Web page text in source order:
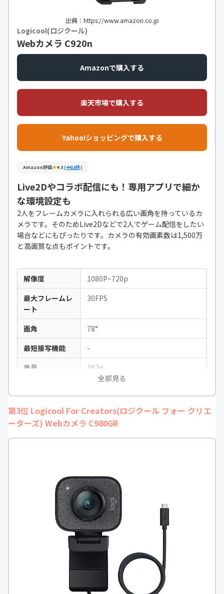
出典：https://www.amazon.co.jp
Logicool(ロジクール)
Webカメラ C920n
Amazonで購入する
楽天市場で購入する
Yahoo!ショッピングで購入する
Amazon評価★4.3(4416件)
Live2Dやコラボ配信にも！専用アプリで細か
な環境設定も
2人をフレームカメラに入れられる広い画角を持っているカ
メラです。そのためLive2Dなどで2人でゲーム配信をしたい
場合などにもぴったりです。カメラの有効画素数は1,500万
と高画質な点もポイントです。
解像度
1080P~720p
最大フレームレ
ート
30FPS
画角
78°
最短接写機能
-
重量
162g
全部見る
第3位 Logicool For Creators(ロジクール フォー クリエ
ーターズ) Webカメラ C980GR